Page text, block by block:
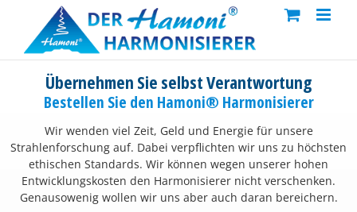
content
Übernehmen Sie selbst Verantwortung
Bestellen Sie den Hamoni® Harmonisierer
Wir wenden viel Zeit, Geld und Energie für unsere
Strahlenforschung auf. Dabei verpflichten wir uns zu höchsten
ethischen Standards. Wir können wegen unserer hohen
Entwicklungskosten den Harmonisierer nicht verschenken.
Genausowenig wollen wir uns aber auch daran bereichern.